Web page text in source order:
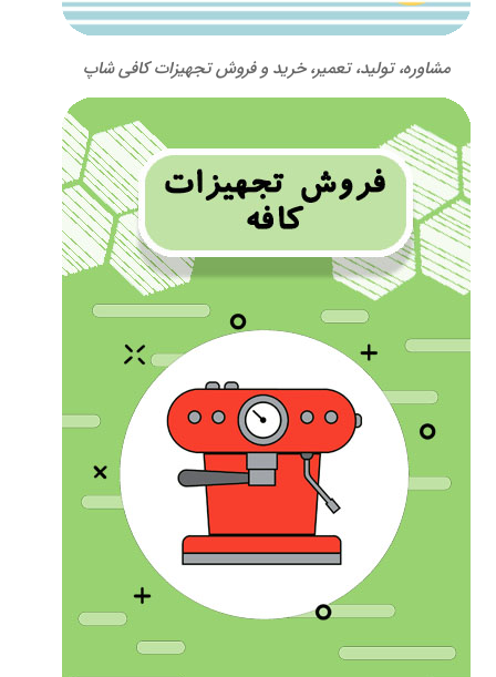
مشاوره، تولید، تعمیر، خرید و فروش تجهیزات کافی شاپ